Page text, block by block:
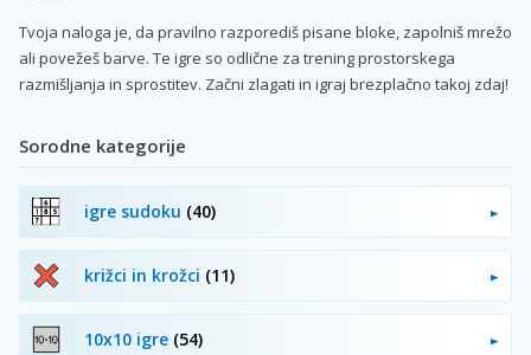
Tvoja naloga je, da pravilno razporediš pisane bloke, zapolniš mrežo
ali povežeš barve. Te igre so odlične za trening prostorskega
razmišljanja in sprostitev. Začni zlagati in igraj brezplačno takoj zdaj!
Sorodne kategorije
igre sudoku (40)
križci in krožci (11)
10x10 igre (54)